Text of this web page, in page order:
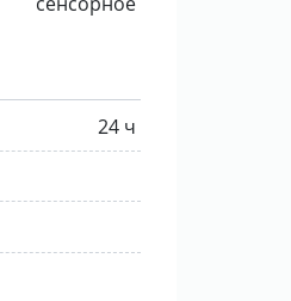
24 ч